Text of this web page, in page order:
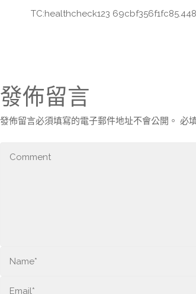
TC:healthcheck123
發佈留言
發佈留言必須填寫的電子郵件地址不會公開。 必